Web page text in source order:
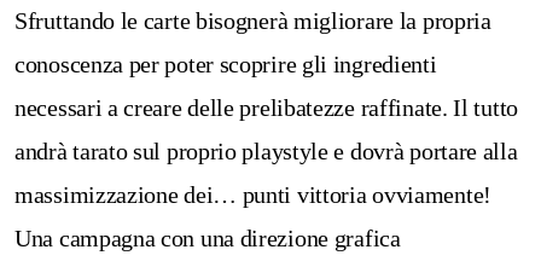
Sfruttando le carte bisognerà migliorare la propria
conoscenza per poter scoprire gli ingredienti
necessari a creare delle prelibatezze raffinate. Il tutto
andrà tarato sul proprio playstyle e dovrà portare alla
massimizzazione dei… punti vittoria ovviamente!
Una campagna con una direzione grafica